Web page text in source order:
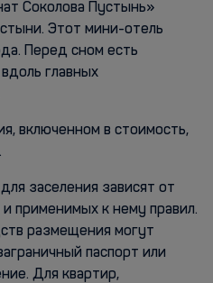
Соколова Пустынь»
Этот мини-отель
Перед сном есть
главных
включенном в стоимость,
заселения зависят от
применимых к нему правил.
размещения могут
паспорт или
Для квартир,